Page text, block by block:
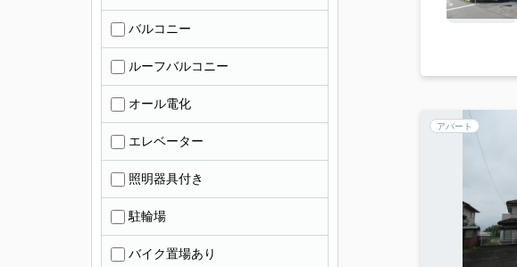
アパート
バルコニー
ルーフバルコニー
オール電化
エレベーター
照明器具付き
駐輪場
バイク置場あり